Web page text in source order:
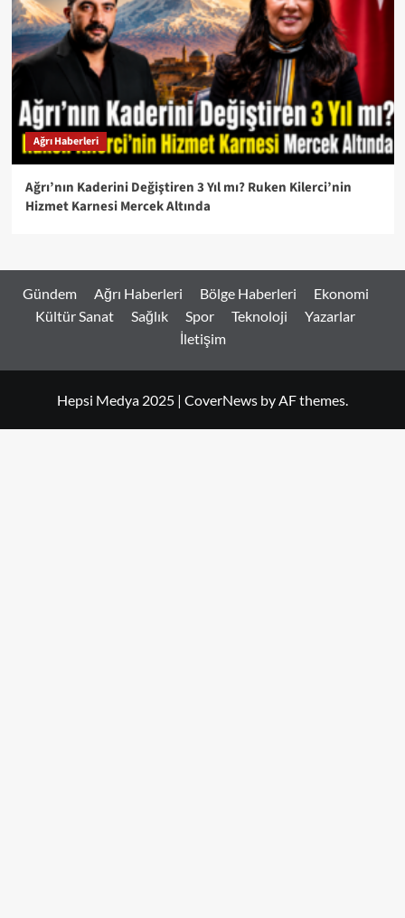
Ağrı Haberleri
Ağrı’nın Kaderini Değiştiren 3 Yıl mı? Ruken Kilerci’nin
Hizmet Karnesi Mercek Altında
Gündem Ağrı Haberleri Bölge Haberleri
Ekonomi
Kültür Sanat
Sağlık Spor Teknoloji
Yazarlar
İletişim
Hepsi Medya 2025 | CoverNews by AF themes.